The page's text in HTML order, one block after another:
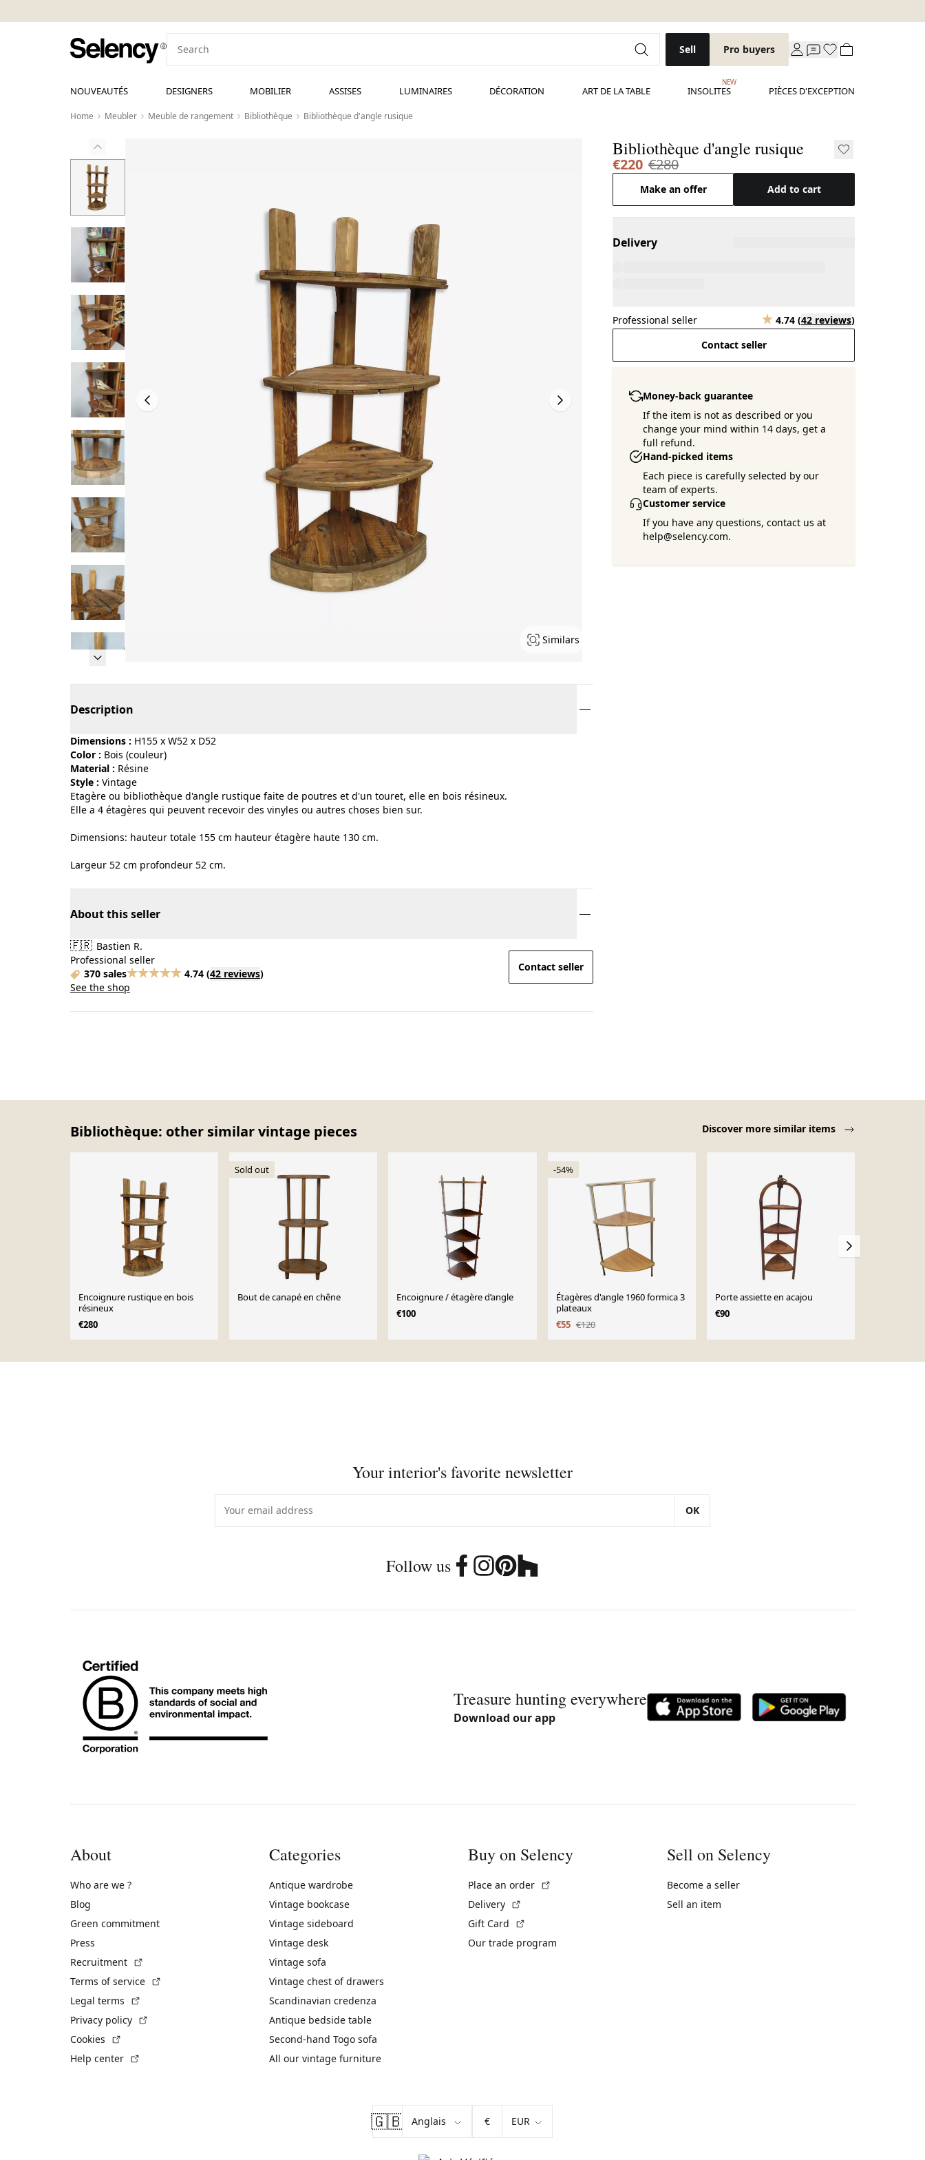
Sell Pro buyers
NOUVEAUTÉS DESIGNERS MOBILIER ASSISES LUMINAIRES DÉCORATION ART DE LA TABLE INSOLITES
NEW
PIÈCES D'EXCEPTION
Home Meubler Meuble de rangement Bibliothèque Bibliothèque d'angle rusique
Similars
Bibliothèque d'angle rusique
€220 €280
Make an offer Add to cart
Delivery
Professional seller 4.74 (42 reviews)
Contact seller
Money-back guarantee
If the item is not as described or you
change your mind within 14 days, get a
full refund.
Hand-picked items
Each piece is carefully selected by our
team of experts.
Customer service
If you have any questions, contact us at
help@selency.com.
Description
Dimensions : H155 x W52 x D52
Color :
bois (couleur)
Material :
résine
Style :
vintage
Etagère ou bibliothèque d'angle rustique faite de poutres et d'un touret, elle en bois résineux.
Elle a 4 étagères qui peuvent recevoir des vinyles ou autres choses bien sur.
Dimensions: hauteur totale 155 cm hauteur étagère haute 130 cm.
Largeur 52 cm profondeur 52 cm.
About this seller
🇫🇷 Bastien R.
Professional seller
370 sales
4.74 (42 reviews)
See the shop
Contact seller
Bibliothèque: other similar vintage pieces Discover more similar items
Encoignure rustique en bois
résineux
€280
Sold out
Bout de canapé en chêne
Encoignure / étagère d’angle
€100
-54%
Étagères d'angle 1960 formica 3
plateaux
€55 €120
Porte assiette en acajou
€90
Your interior's favorite newsletter
OK
Follow us
Treasure hunting everywhere
Download our app
About
Who are we ?
Blog
Green commitment
Press
Recruitment
Terms of service
Legal terms
Privacy policy
Cookies
Help center
Categories
Antique wardrobe
Vintage bookcase
Vintage sideboard
Vintage desk
Vintage sofa
Vintage chest of drawers
Scandinavian credenza
Antique bedside table
Second-hand Togo sofa
All our vintage furniture
Buy on Selency
Place an order
Delivery
Gift Card
Our trade program
Sell on Selency
Become a seller
Sell an item
🇬🇧 €